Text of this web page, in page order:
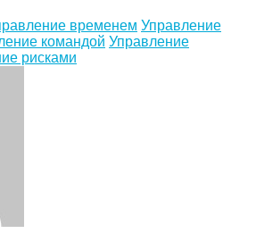
временем Управление
командой Управление
рисками